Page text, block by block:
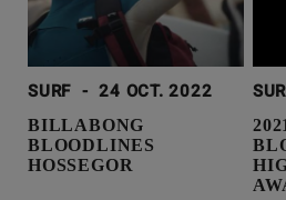
SURF - 24 OCT. 2022
BILLABONG
BLOODLINES
HOSSEGOR